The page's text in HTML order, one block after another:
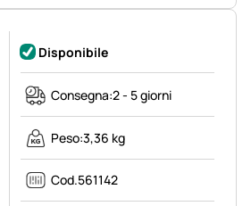
Disponibile
Consegna:2 - 5 giorni
Peso:3,36 kg
Cod.561142